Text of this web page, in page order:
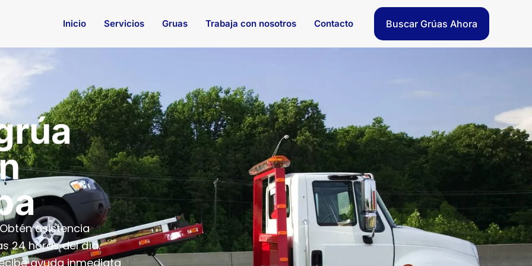
Inicio Servicios Gruas Trabaja con nosotros Contacto Buscar Grúas Ahora
asistencia
24 horas del día.
ayuda inmediata